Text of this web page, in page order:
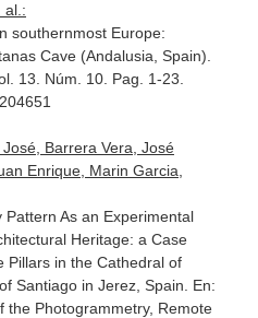
al.:
southernmost Europe:
Cave (Andalusia, Spain).
13. Núm. 10. Pag. 1-23.
Barrera Vera, José
Enrique, Marin Garcia,
Pattern As an Experimental
Heritage: a Case
Pillars in the Cathedral of
Santiago in Jerez, Spain. En:
the Photogrammetry, Remote